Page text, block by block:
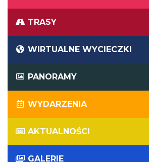
TRASY
WIRTUALNE WYCIECZKI
PANORAMY
WYDARZENIA
AKTUALNOŚCI
GALERIE